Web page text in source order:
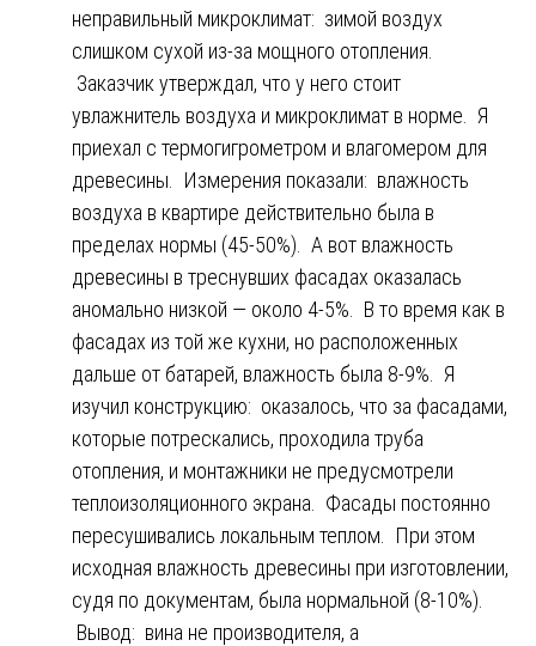
неправильный микроклимат: зимой воздух
слишком сухой из-за мощного отопления.
Заказчик утверждал, что у него стоит
увлажнитель воздуха и микроклимат в норме. Я
приехал с термогигрометром и влагомером для
древесины. Измерения показали: влажность
воздуха в квартире действительно была в
пределах нормы (45-50%). А вот влажность
древесины в треснувших фасадах оказалась
аномально низкой — около 4-5%. В то время как в
фасадах из той же кухни, но расположенных
дальше от батарей, влажность была 8-9%. Я
изучил конструкцию: оказалось, что за фасадами,
которые потрескались, проходила труба
отопления, и монтажники не предусмотрели
теплоизоляционного экрана. Фасады постоянно
пересушивались локальным теплом. При этом
исходная влажность древесины при изготовлении,
судя по документам, была нормальной (8-10%).
Вывод: вина не производителя, а